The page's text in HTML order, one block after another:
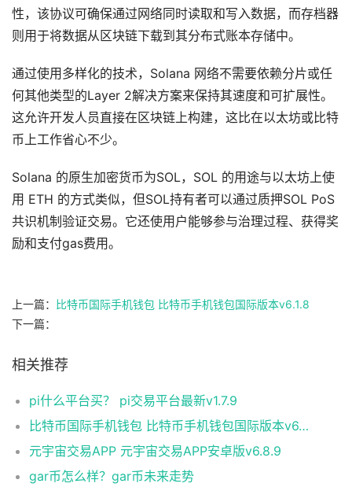
性，该协议可确保通过网络同时读取和写入数据，而存档器
则用于将数据从区块链下载到其分布式账本存储中。
通过使用多样化的技术，Solana 网络不需要依赖分片或任
何其他类型的Layer 2解决方案来保持其速度和可扩展性。
这允许开发人员直接在区块链上构建，这比在以太坊或比特
币上工作省心不少。
Solana 的原生加密货币为SOL，SOL 的用途与以太坊上使
用 ETH 的方式类似，但SOL持有者可以通过质押SOL PoS
共识机制验证交易。它还使用户能够参与治理过程、获得奖
励和支付gas费用。
上一篇：
比特币国际手机钱包 比特币手机钱包国际版本v6.1.8
下一篇：
相关推荐
pi什么平台买？ pi交易平台最新v1.7.9
比特币国际手机钱包 比特币手机钱包国际版本v6.1.8
元宇宙交易APP 元宇宙交易APP安卓版v6.8.9
gar币怎么样？gar币未来走势